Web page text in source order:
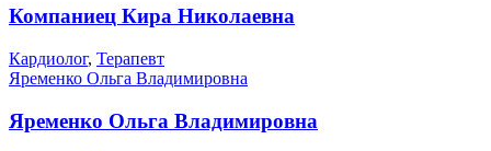
Компаниец Кира Николаевна
Кардиолог, Терапевт
Яременко Ольга Владимировна
Яременко Ольга Владимировна